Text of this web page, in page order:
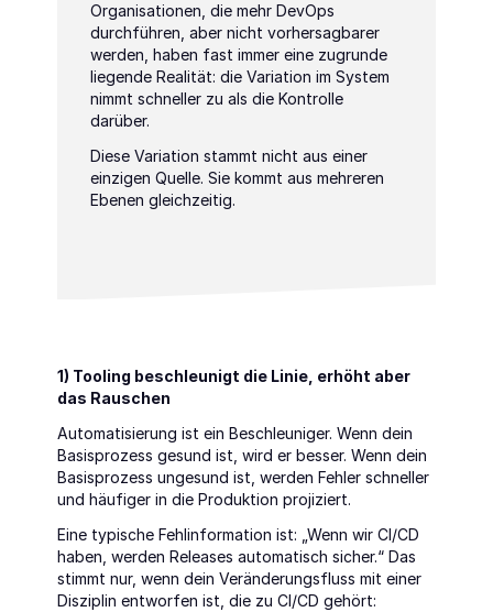
Organisationen, die mehr DevOps
durchführen, aber nicht vorhersagbarer
werden, haben fast immer eine zugrunde
liegende Realität: die Variation im System
nimmt schneller zu als die Kontrolle
darüber.
Diese Variation stammt nicht aus einer
einzigen Quelle. Sie kommt aus mehreren
Ebenen gleichzeitig.
1) Tooling beschleunigt die Linie, erhöht aber
das Rauschen
Automatisierung ist ein Beschleuniger. Wenn dein
Basisprozess gesund ist, wird er besser. Wenn dein
Basisprozess ungesund ist, werden Fehler schneller
und häufiger in die Produktion projiziert.
Eine typische Fehlinformation ist: „Wenn wir CI/CD
haben, werden Releases automatisch sicher.“ Das
stimmt nur, wenn dein Veränderungsfluss mit einer
Disziplin entworfen ist, die zu CI/CD gehört: